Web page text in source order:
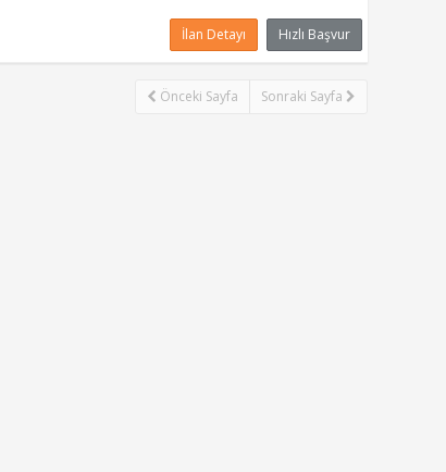
İlan Detayı Hızlı Başvur
Önceki Sayfa Sonraki Sayfa